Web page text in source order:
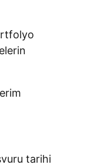
tarihi